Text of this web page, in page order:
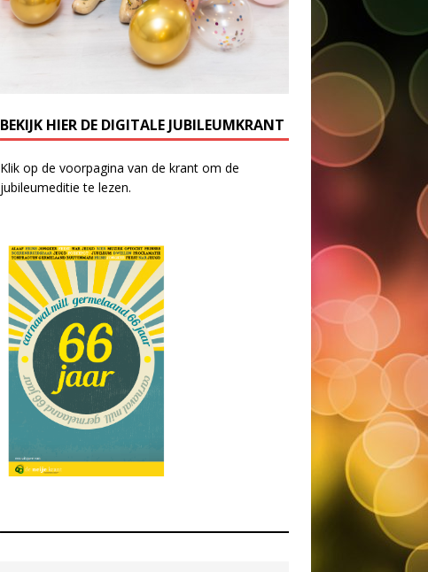
BEKIJK HIER DE DIGITALE JUBILEUMKRANT
Klik op de voorpagina van de krant om de
jubileumeditie te lezen.